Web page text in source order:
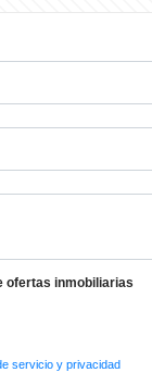
ofertas inmobiliarias
servicio y privacidad